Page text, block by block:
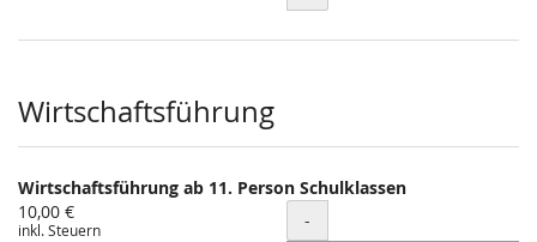
Wirtschaftsführung
Wirtschaftsführung ab 11. Person Schulklassen
10,00 €
inkl. Steuern Menge
-